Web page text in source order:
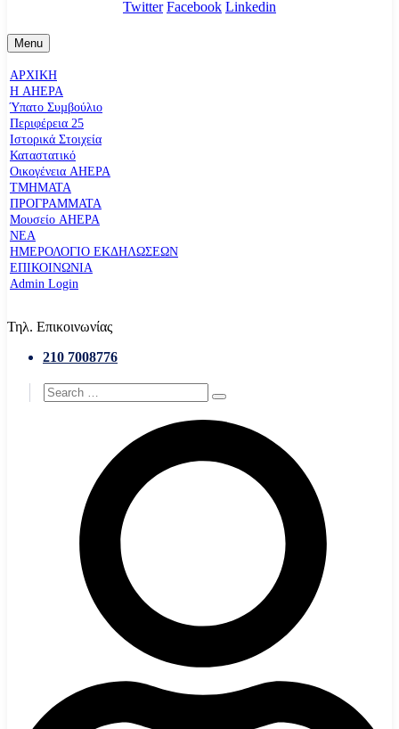
Twitter Facebook Linkedin
Menu
ΑΡΧΙΚΗ
Η AHEPA
Ύπατο Συµβούλιο
Περιφέρεια 25
Ιστορικά Στοιχεία
Καταστατικό
Οικογένεια AHEPA
ΤΜΗΜΑΤΑ
ΠΡΟΓΡΑΜΜΑΤΑ
Μουσείο AHEPA
ΝΕΑ
ΗΜΕΡΟΛΟΓΙΟ ΕΚΔΗΛΩΣΕΩΝ
ΕΠΙΚΟΙΝΩΝΙΑ
Admin Login
Τηλ. Επικοινωνίας
210 7008776